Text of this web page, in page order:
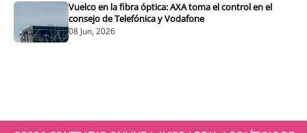
Vuelco en la fibra óptica: AXA toma el control en el
consejo de Telefónica y Vodafone
08 Jun, 2026